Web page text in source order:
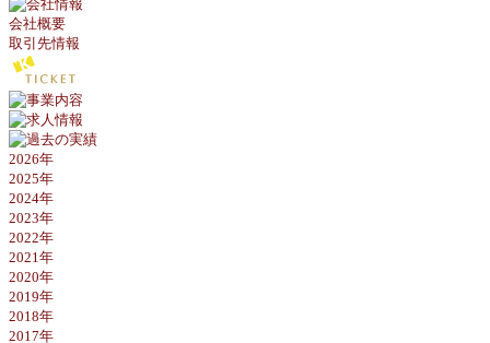
会社概要
取引先情報
2026年
2025年
2024年
2023年
2022年
2021年
2020年
2019年
2018年
2017年